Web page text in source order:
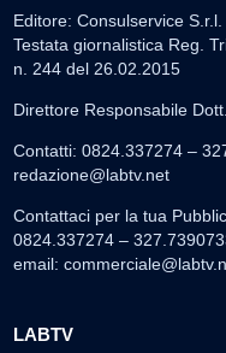
Editore: Consulservice S.r.l.
Testata giornalistica Reg.
n. 244 del 26.02.2015
Direttore Responsabile
Contatti: 0824.337274 –
redazione@labtv.net
Contattaci per la tua
0824.337274 –
email:
LABTV